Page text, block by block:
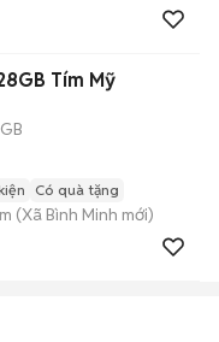
Tím Mỹ
Có quà tặng
(Xã Bình Minh mới)